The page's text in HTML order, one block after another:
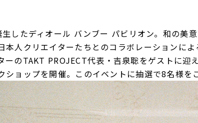
したディオール バンブー パビリオン。和の美
本人クリエイターたちとのコラボレーションに
ーのTAKT PROJECT代表・吉泉聡をゲストに迎
ショップを開催。このイベントに抽選で8名様を